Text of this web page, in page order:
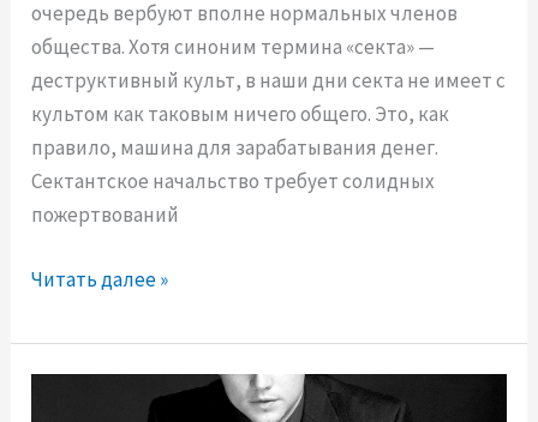
к
и
очередь вербуют вполне нормальных членов
общества. Хотя синоним термина «секта» —
деструктивный культ, в наши дни секта не имеет с
культом как таковым ничего общего. Это, как
правило, машина для зарабатывания денег.
Сектантское начальство требует солидных
пожертвований
К
к
п
Читать далее »